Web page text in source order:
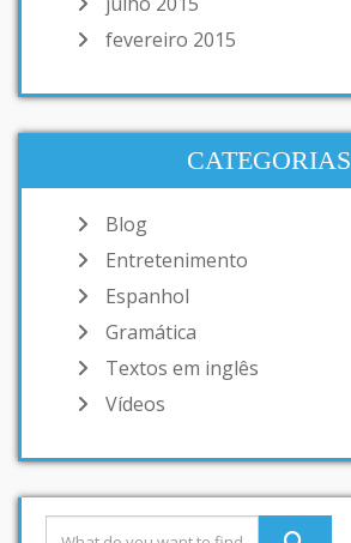
fevereiro 2015
CATEGORIAS
Blog
Entretenimento
Espanhol
Gramática
Textos em inglês
Vídeos